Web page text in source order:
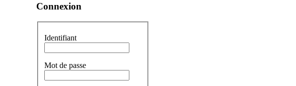
Connexion
Identifiant
Mot de passe